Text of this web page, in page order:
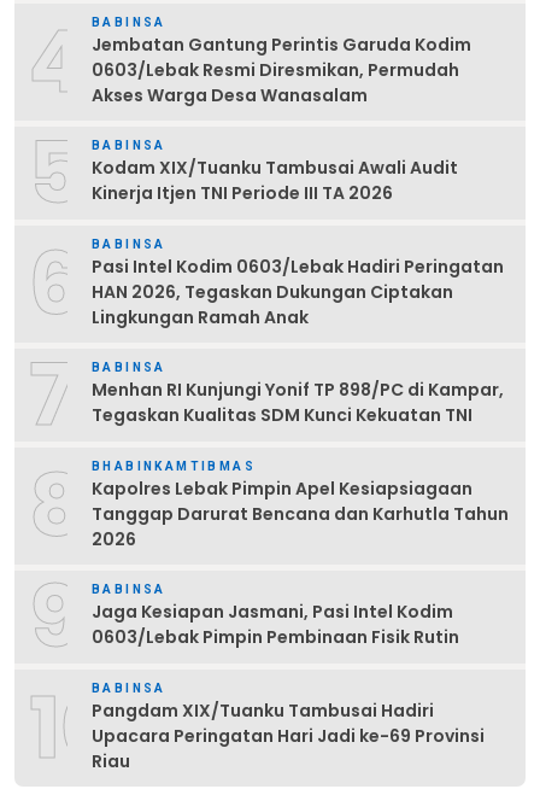
4 BABINSA
Jembatan Gantung Perintis Garuda Kodim
0603/Lebak Resmi Diresmikan, Permudah
Akses Warga Desa Wanasalam
5 BABINSA
Kodam XIX/Tuanku Tambusai Awali Audit
Kinerja Itjen TNI Periode III TA 2026
6 BABINSA
Pasi Intel Kodim 0603/Lebak Hadiri Peringatan
HAN 2026, Tegaskan Dukungan Ciptakan
Lingkungan Ramah Anak
7 BABINSA
Menhan RI Kunjungi Yonif TP 898/PC di Kampar,
Tegaskan Kualitas SDM Kunci Kekuatan TNI
8 BHABINKAMTIBMAS
Kapolres Lebak Pimpin Apel Kesiapsiagaan
Tanggap Darurat Bencana dan Karhutla Tahun
2026
9 BABINSA
Jaga Kesiapan Jasmani, Pasi Intel Kodim
0603/Lebak Pimpin Pembinaan Fisik Rutin
10BABINSA
Pangdam XIX/Tuanku Tambusai Hadiri
Upacara Peringatan Hari Jadi ke-69 Provinsi
Riau